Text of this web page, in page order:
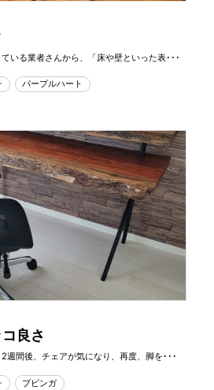
いる業者さんから、「床や壁といった表･･･
パープルハート
良さ
週間後、チェアが気になり、再度、脚を･･･
ブビンガ